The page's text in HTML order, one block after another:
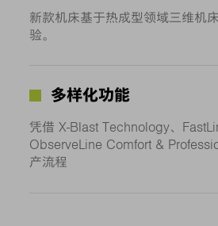
新款机床基于热成型领域三维机
验。
多样化功能
凭借 X-Blast Technology、
ObserveLine Comfort &
产流程